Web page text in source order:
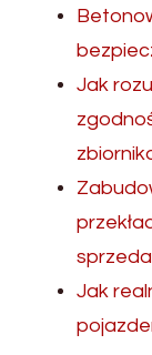
Jak
Jak